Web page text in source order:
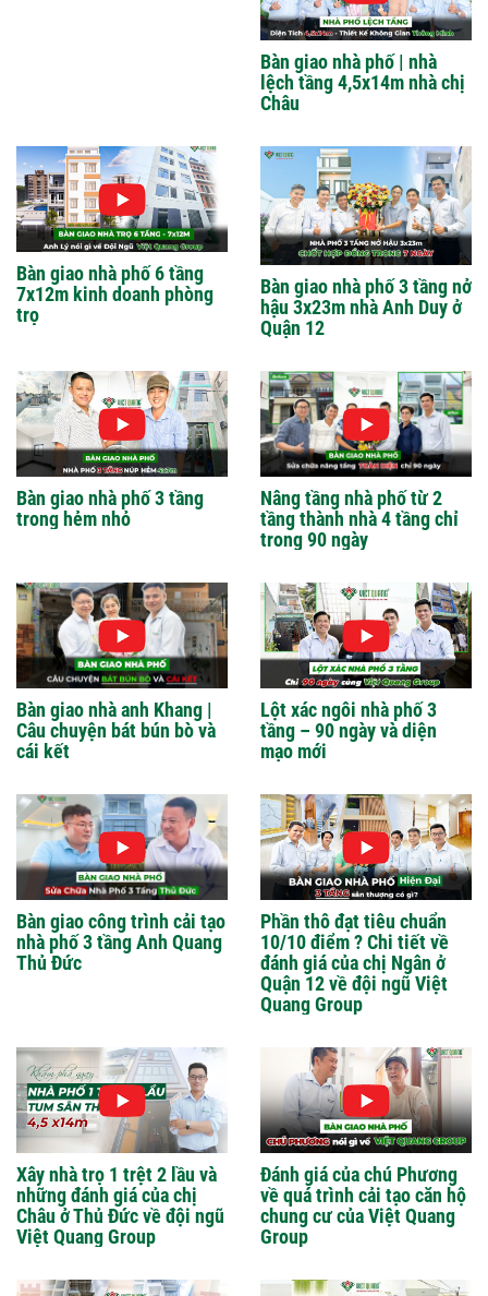
Bàn giao nhà phố | nhà
lệch tầng 4,5x14m nhà chị
Châu
Bàn giao nhà phố 6 tầng
7x12m kinh doanh phòng
trọ
Bàn giao nhà phố 3 tầng nở
hậu 3x23m nhà Anh Duy ở
Quận 12
Bàn giao nhà phố 3 tầng
trong hẻm nhỏ
Nâng tầng nhà phố từ 2
tầng thành nhà 4 tầng chỉ
trong 90 ngày
Bàn giao nhà anh Khang |
Câu chuyện bát bún bò và
cái kết
Lột xác ngôi nhà phố 3
tầng – 90 ngày và diện
mạo mới
Bàn giao công trình cải tạo
nhà phố 3 tầng Anh Quang
Thủ Đức
Phần thô đạt tiêu chuẩn
10/10 điểm ? Chi tiết về
đánh giá của chị Ngân ở
Quận 12 về đội ngũ Việt
Quang Group
Xây nhà trọ 1 trệt 2 lầu và
những đánh giá của chị
Châu ở Thủ Đức về đội ngũ
Việt Quang Group
Đánh giá của chú Phương
về quá trình cải tạo căn hộ
chung cư của Việt Quang
Group